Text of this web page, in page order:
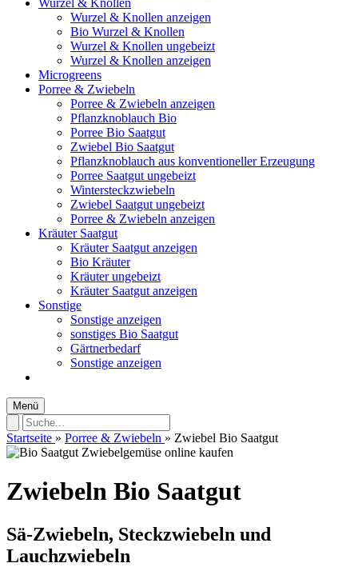
Wurzel & Knollen
Wurzel & Knollen anzeigen
Bio Wurzel & Knollen
Wurzel & Knollen ungebeizt
Wurzel & Knollen anzeigen
Microgreens
Porree & Zwiebeln
Porree & Zwiebeln anzeigen
Pflanzknoblauch Bio
Porree Bio Saatgut
Zwiebel Bio Saatgut
Pflanzknoblauch aus konventioneller Erzeugung
Porree Saatgut ungebeizt
Wintersteckzwiebeln
Zwiebel Saatgut ungebeizt
Porree & Zwiebeln anzeigen
Kräuter Saatgut
Kräuter Saatgut anzeigen
Bio Kräuter
Kräuter ungebeizt
Kräuter Saatgut anzeigen
Sonstige
Sonstige anzeigen
sonstiges Bio Saatgut
Gärtnerbedarf
Sonstige anzeigen
Menü
Startseite » Porree & Zwiebeln » Zwiebel Bio Saatgut
Zwiebeln Bio Saatgut
Sä-Zwiebeln, Steckzwiebeln und
Lauchzwiebeln